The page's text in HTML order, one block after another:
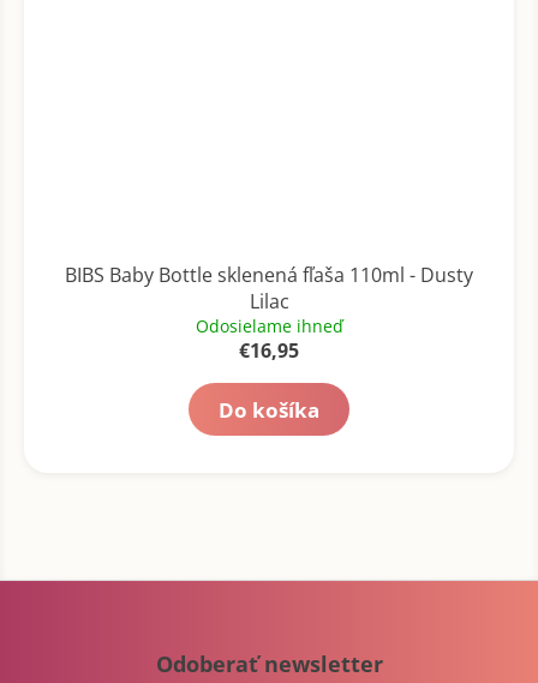
BIBS Baby Bottle sklenená fľaša 110ml - Dusty
Lilac
Odosielame ihneď
€16,95
Do košíka
Z
Odoberať newsletter